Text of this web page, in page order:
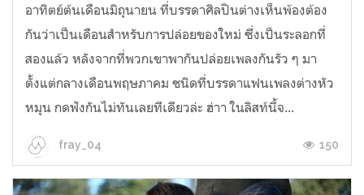
อาทิตย์ต้นเดือนมิถุนายน ที่บรรดาศิลปินต่างเห็นพ้องต้อง
กันว่าเป็นเดือนสำหรับการปล่อยของใหม่ ซึ่งเป็นระลอกที่
สองแล้ว หลังจากที่พวกเขาพากันปล่อยเพลงกันรัว ๆ มา
ตั้งแต่กลางเดือนพฤษภาคม ชนิดที่บรรดาแฟนเพลงต่างหัว
หมุน กดฟังกันไม่ทันเลยทีเดียวล่ะ ฮ่าา ในลิสท์นี้จ...
fray_04 150